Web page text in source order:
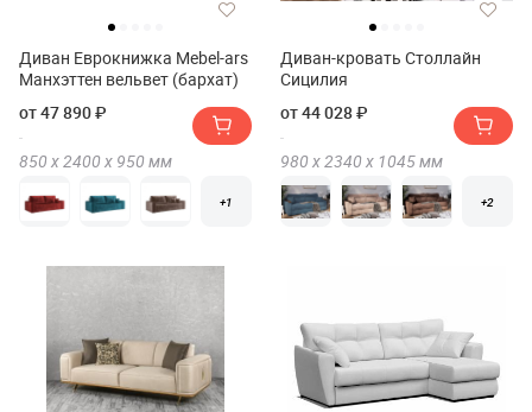
Диван Еврокнижка Mebel-ars
Манхэттен вельвет (бархат)
от 47 890 ₽
850 х2400 х 950 мм
+1
Диван-кровать Столлайн
Сицилия
от 44 028 ₽
980 х2340 х 1045мм
+2